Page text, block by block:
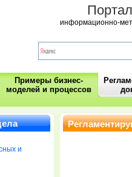
информационно-
Примеры бизнес-
моделей и процессов
и